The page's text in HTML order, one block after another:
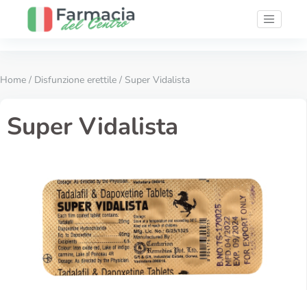
Home / Disfunzione erettile / Super Vidalista
Super Vidalista